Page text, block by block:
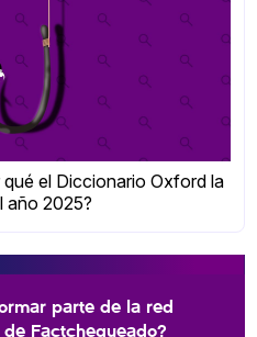
qué el Diccionario Oxford la
año 2025?
parte de la red
Factchequeado?